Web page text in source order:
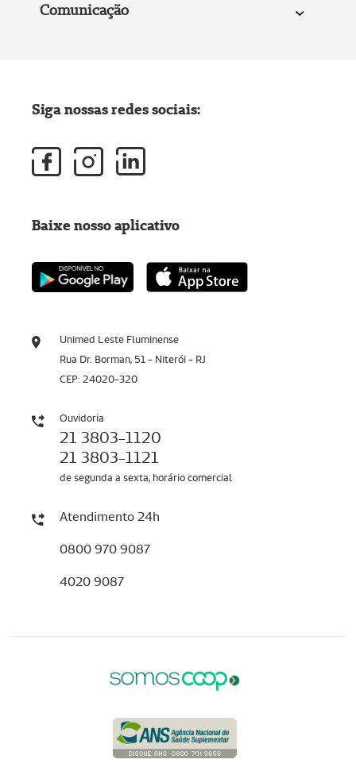
Comunicação
Unimed Leste Fluminense
Rua Dr. Borman, 51 - Niterói - RJ
CEP: 24020-320
Ouvidoria
21 3803-1120
21 3803-1121
de segunda a sexta, horário comercial
Atendimento 24h
0800 970 9087
4020 9087
Siga nossas redes sociais:
Baixe nosso aplicativo